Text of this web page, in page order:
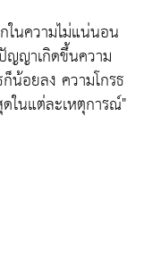
นความไม่แน่นอน
ญญาเกิดขึ้นความ
น้อยลง ความโกรธ
ในแต่ละเหตุการณ์"